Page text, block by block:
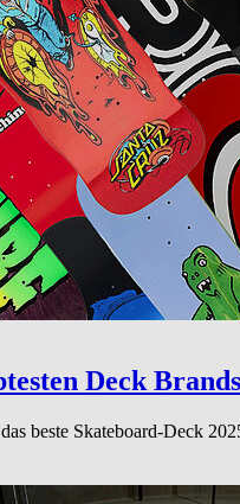
Deck
beste Skateboard-Deck